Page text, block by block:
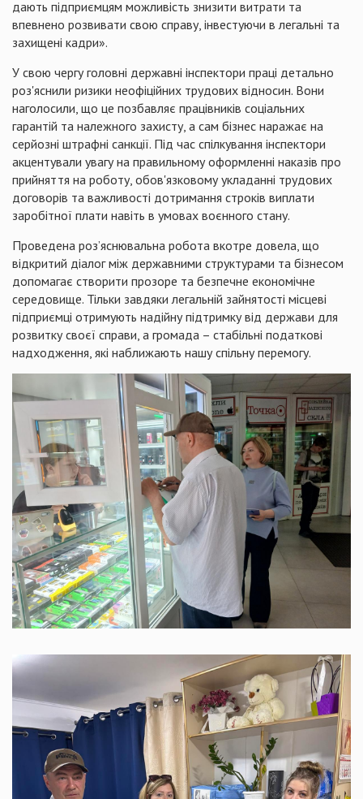
дають підприємцям можливість знизити витрати та
впевнено розвивати свою справу, інвестуючи в легальні та
захищені кадри».
У свою чергу головні державні інспектори праці детально
роз'яснили ризики неофіційних трудових відносин. Вони
наголосили, що це позбавляє працівників соціальних
гарантій та належного захисту, а сам бізнес наражає на
серйозні штрафні санкції. Під час спілкування інспектори
акцентували увагу на правильному оформленні наказів про
прийняття на роботу, обов'язковому укладанні трудових
договорів та важливості дотримання строків виплати
заробітної плати навіть в умовах воєнного стану.
Проведена роз’яснювальна робота вкотре довела, що
відкритий діалог між державними структурами та бізнесом
допомагає створити прозоре та безпечне економічне
середовище. Тільки завдяки легальній зайнятості місцеві
підприємці отримують надійну підтримку від держави для
розвитку своєї справи, а громада – стабільні податкові
надходження, які наближають нашу спільну перемогу.